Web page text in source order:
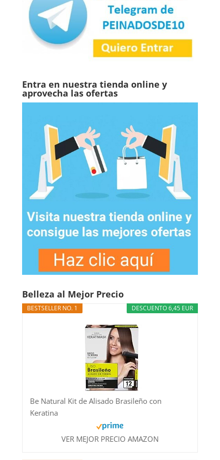
Entra en nuestra tienda online y
aprovecha las ofertas
Belleza al Mejor Precio
DESCUENTO 6,45 EUR
BESTSELLER NO. 1
Be Natural Kit de Alisado Brasileño con
Keratina
VER MEJOR PRECIO AMAZON